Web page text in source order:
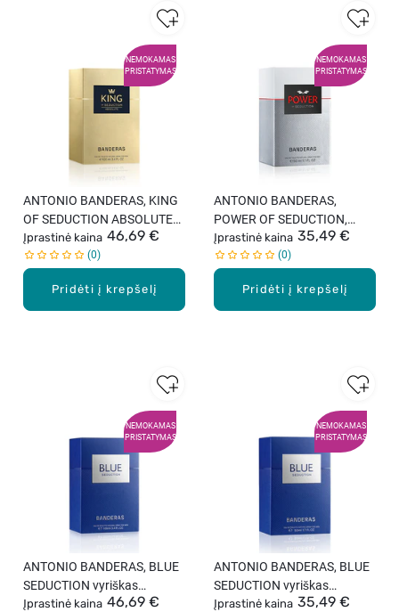
NEMOKAMAS
PRISTATYMAS
Pridėti į krepšelį
ANTONIO BANDERAS, KING
OF SEDUCTION ABSOLUTE
vyriškas tualetinis vanduo,
100 ml
Įprastinė kaina 46,69 €
0
NEMOKAMAS
PRISTATYMAS
Pridėti į krepšelį
ANTONIO BANDERAS,
POWER OF SEDUCTION,
vyriškas tualetinis vanduo,
50 ml
Įprastinė kaina 35,49 €
0
NEMOKAMAS
PRISTATYMAS
ANTONIO BANDERAS, BLUE
SEDUCTION vyriškas
tualetinis vanduo, 100 ml
Įprastinė kaina 46,69 €
NEMOKAMAS
PRISTATYMAS
ANTONIO BANDERAS, BLUE
SEDUCTION vyriškas
tualetinis vanduo, 50 ml
Įprastinė kaina 35,49 €